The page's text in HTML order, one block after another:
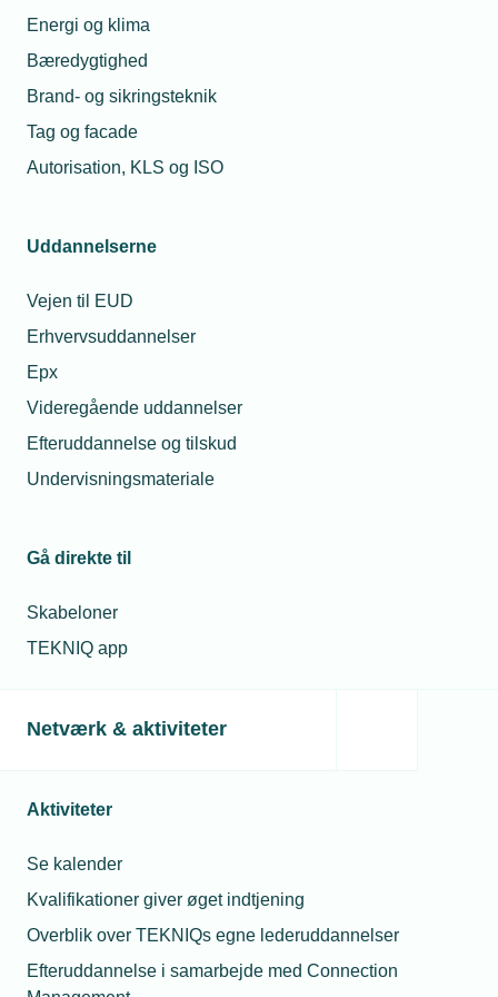
Energi og klima
Bæredygtighed
Brand- og sikringsteknik
Tag og facade
Autorisation, KLS og ISO
Uddannelserne
Vejen til EUD
Erhvervsuddannelser
Epx
Videregående uddannelser
Efteruddannelse og tilskud
Undervisningsmateriale
Gå direkte til
Skabeloner
TEKNIQ app
Netværk & aktiviteter
Aktiviteter
Se kalender
Kvalifikationer giver øget indtjening
Overblik over TEKNIQs egne lederuddannelser
Efteruddannelse i samarbejde med Connection
Opråb: Erhvervsskolerne skal løftes
TEKNIQ Arbejdsgiverne og en række andre organisationer
behov for at investere i erhvervsuddannelserne nu, lyder
budskabet.
Så mange lærlinge skal I ansætte i 2023
mange lærlinge den enkelte virksomhed skal have ansat i
lærling for lidt.